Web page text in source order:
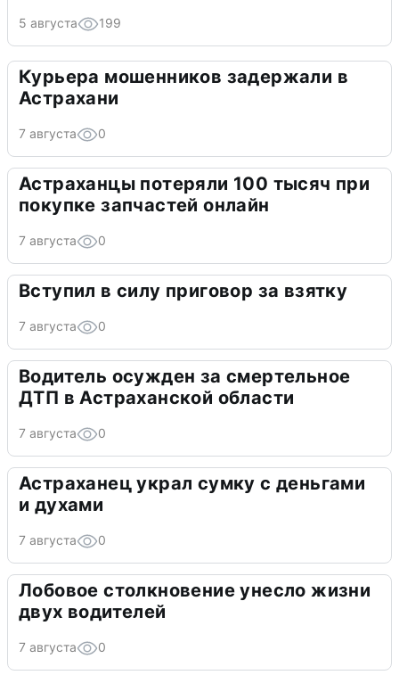
5 августа 199
Курьера мошенников задержали в
Астрахани
7 августа 0
Астраханцы потеряли 100 тысяч при
покупке запчастей онлайн
7 августа 0
Вступил в силу приговор за взятку
7 августа 0
Водитель осужден за смертельное
ДТП в Астраханской области
7 августа 0
Астраханец украл сумку с деньгами
и духами
7 августа 0
Лобовое столкновение унесло жизни
двух водителей
7 августа 0